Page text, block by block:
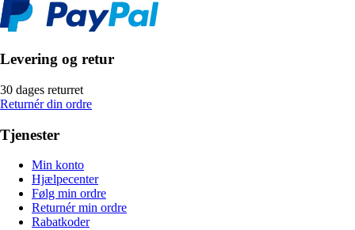
Levering og retur
30 dages returret
Returnér din ordre
Tjenester
Min konto
Hjælpecenter
Følg min ordre
Returnér min ordre
Rabatkoder